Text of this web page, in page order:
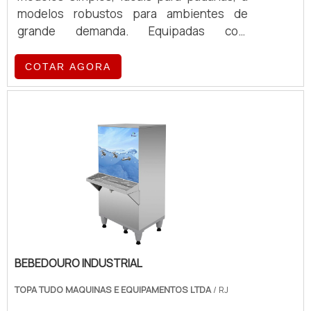
informações!
modelos robustos para ambientes de
grande demanda. Equipadas com
oferecem eficiência e qualidade no
preparo de café, atendendo a diferentes
COTAR AGORA
BEBEDOURO INDUSTRIAL
TOPA TUDO MAQUINAS E EQUIPAMENTOS LTDA/ RJ